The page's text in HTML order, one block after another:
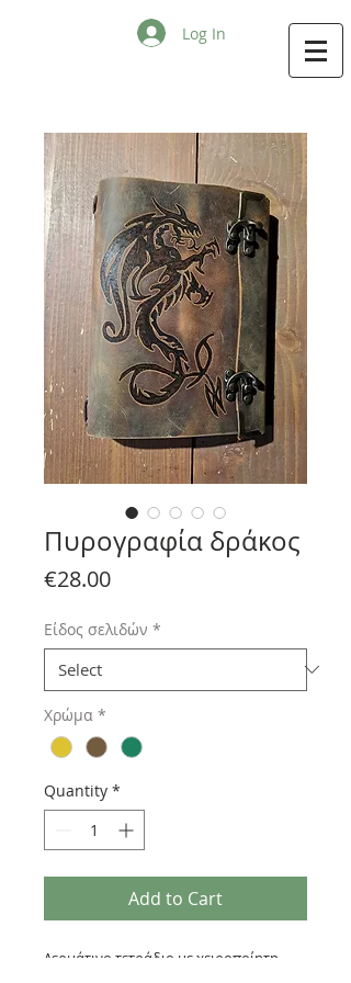
Log In
Πυρογραφία δράκος
€28.00Price
Είδος σελιδών *
Χρώμα *
Quantity *
Add to Cart
Δερμάτινο τετράδιο με χειροποίητη